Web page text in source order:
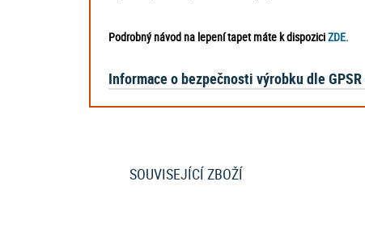
Podrobný návod na lepení tapet máte k dispoziciZDE.
Informace o bezpečnosti výrobku dle GPSR
SOUVISEJÍCÍ ZBOŽÍ